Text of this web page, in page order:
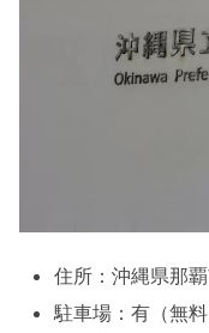
住所：沖縄県那
駐車場：有（無